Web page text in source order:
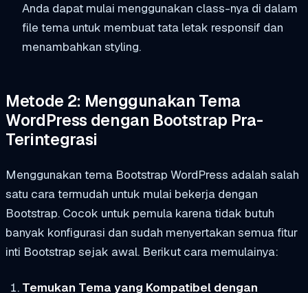
Anda dapat mulai menggunakan class-nya di dalam
file tema untuk membuat tata letak responsif dan
menambahkan styling.
Metode 2: Menggunakan Tema
WordPress dengan Bootstrap Pra-
Terintegrasi
Menggunakan tema Bootstrap WordPress adalah salah
satu cara termudah untuk mulai bekerja dengan
Bootstrap. Cocok untuk pemula karena tidak butuh
banyak konfigurasi dan sudah menyertakan semua fitur
inti Bootstrap sejak awal. Berikut cara memulainya:
Temukan Tema yang Kompatibel dengan